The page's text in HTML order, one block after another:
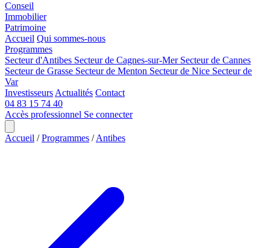
Conseil
Immobilier
Patrimoine
Accueil Qui sommes-nous
Programmes
Secteur d'Antibes Secteur de Cagnes-sur-Mer Secteur de Cannes
Secteur de Grasse Secteur de Menton Secteur de Nice Secteur de
Var
Investisseurs Actualités Contact
04 83 15 74 40
Accès professionnel Se connecter
Accueil / Programmes / Antibes